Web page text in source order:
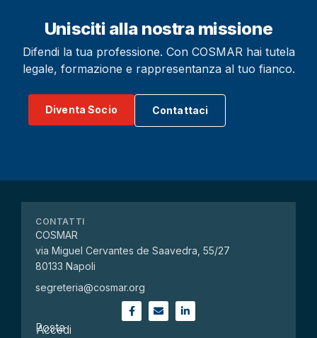
Unisciti alla nostra missione
Difendi la tua professione. Con COSMAR hai tutela
legale, formazione e rappresentanza al tuo fianco.
Diventa Socio Contattaci
CONTATTI
COSMAR
via Miguel Cervantes de Saavedra, 55/27
80133 Napoli
segreteria@cosmar.org
Posta
Accedi